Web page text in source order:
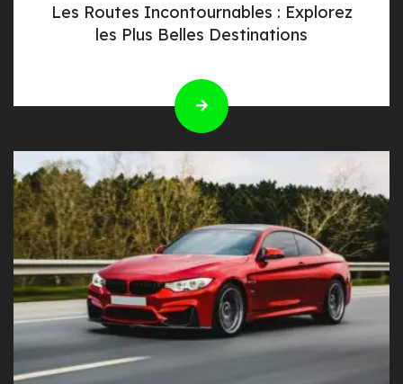
Les Routes Incontournables : Explorez
les Plus Belles Destinations